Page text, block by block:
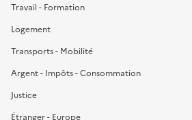
Travail - Formation
Logement
Transports - Mobilité
Argent - Impôts - Consommation
Justice
Étranger - Europe